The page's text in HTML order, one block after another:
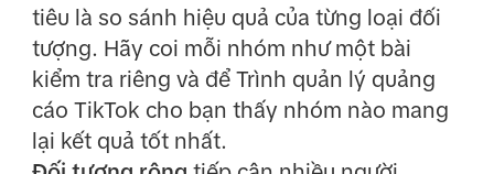
tiêu là so sánh hiệu quả của từng loại đối
tượng. Hãy coi mỗi nhóm như một bài
kiểm tra riêng và để Trình quản lý quảng
cáo TikTok cho bạn thấy nhóm nào mang
lại kết quả tốt nhất.